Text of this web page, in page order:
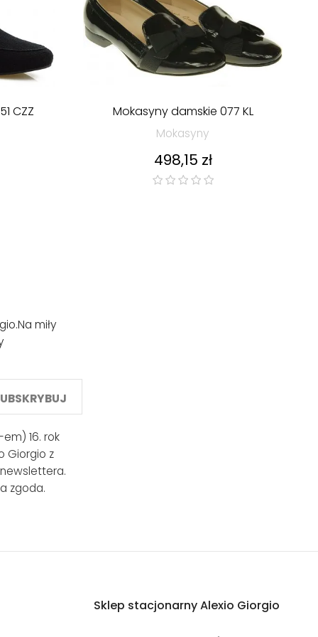
CZZ Mokasyny damskie 077 KL
Mokasyny
Cena
498,15 zł
Na miły
16. rok
Giorgio z
newslettera.
zgoda.
Sklep stacjonarny Alexio Giorgio